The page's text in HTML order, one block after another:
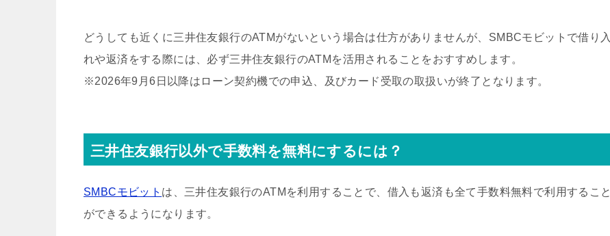
どうしても近くに三井住友銀行のATMがないという場合は仕方がありませんが、SMBCモビットで借り入
れや返済をする際には、必ず三井住友銀行のATMを活用されることをおすすめします。
※2026年9月6日以降はローン契約機での申込、及びカード受取の取扱いが終了となります。
三井住友銀行以外で手数料を無料にするには？
SMBCモビット は、三井住友銀行のATMを利用することで、借入も返済も全て手数料無料で利用すること
ができるようになります。